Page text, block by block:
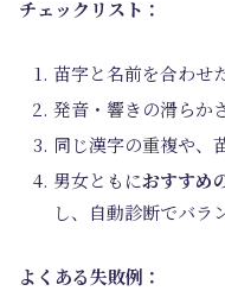
チェックリスト：
苗字と名前を合わせ
発音・響きの滑らか
同じ漢字の重複や、
男女ともにおすすめ
し、自動診断でバラ
よくある失敗例：